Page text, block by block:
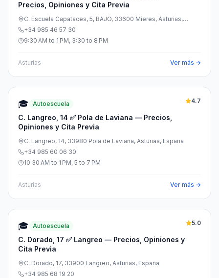
Precios, Opiniones y Cita Previa
C. Escuela Capataces, 5, BAJO, 33600 Mieres, Asturias,
España
+34 985 46 57 30
9:30 AM to 1 PM, 3:30 to 8 PM
Asturias Ver más →
🎓 Autoescuela
C. Langreo, 14 ✅ Pola de Laviana — Precios,
Opiniones y Cita Previa
4.7
C. Langreo, 14, 33980 Pola de Laviana, Asturias, España
+34 985 60 06 30
10:30 AM to 1 PM, 5 to 7 PM
Asturias Ver más →
🎓 Autoescuela
C. Dorado, 17 ✅ Langreo — Precios, Opiniones y
Cita Previa
5.0
C. Dorado, 17, 33900 Langreo, Asturias, España
+34 985 68 19 20